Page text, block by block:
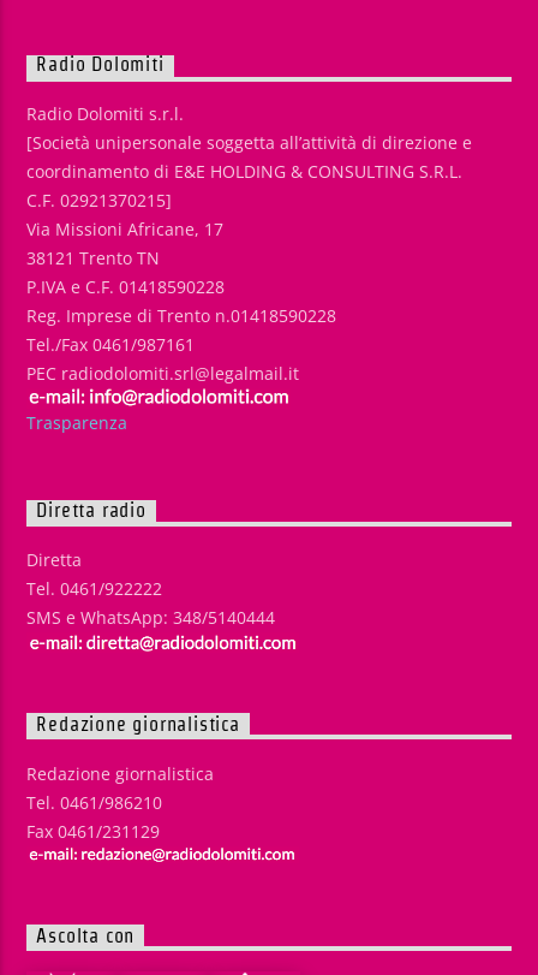
Radio Dolomiti
Radio Dolomiti s.r.l.
[Società unipersonale soggetta all’attività di direzione e
coordinamento di E&E HOLDING & CONSULTING S.R.L.
C.F. 02921370215]
Via Missioni Africane, 17
38121 Trento TN
P.IVA e C.F. 01418590228
Reg. Imprese di Trento n.01418590228
Tel./Fax 0461/987161
PEC radiodolomiti.srl@legalmail.it
Trasparenza
Diretta radio
Diretta
Tel. 0461/922222
SMS e WhatsApp: 348/5140444
Redazione giornalistica
Redazione giornalistica
Tel. 0461/986210
Fax 0461/231129
Ascolta con